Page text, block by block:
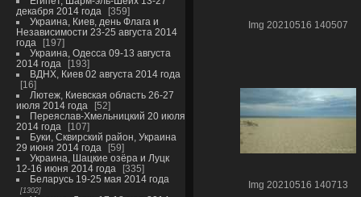
декабря 2014 года
359
Украина, Киев, день Флага и
Независимости 23-25 августа 2014
года
197
Украина, Одесса 09-13 августа
2014 года
193
ВДНХ, Киев 02 августа 2014 года
16
Лютеж, Киевская область 26-27
июля 2014 года
52
Переяслав-Хмельницкий 20 июля
2014 года
107
Буки, Сквирский район, Украина
29 июня 2014 года
59
Украина, Шацкие озёра и Луцк
12-16 июня 2014 года
335
Беларусь 19-25 мая 2014 года
1302
Img 20210516 140507
Img 20210516 140713